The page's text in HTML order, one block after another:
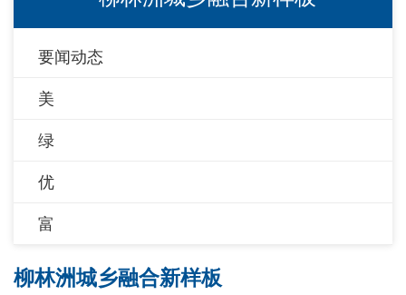
要闻动态
美
绿
优
富
柳林洲城乡融合新样板